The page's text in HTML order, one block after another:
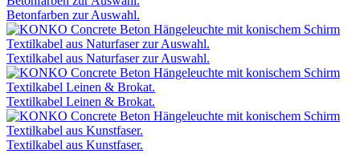
Betonfarben zur Auswahl.
Textilkabel aus Naturfaser zur Auswahl.
Textilkabel Leinen & Brokat.
Textilkabel aus Kunstfaser.